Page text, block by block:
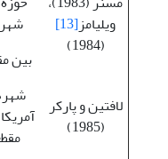
ویلیامز[13]
(1984)
بین
لافتین و پارکر
(1985)